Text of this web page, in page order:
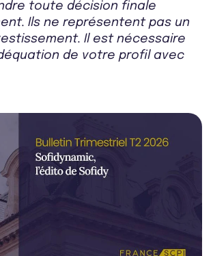
toute décision finale
Ils ne représentent pas un
Il est nécessaire
de votre profil avec